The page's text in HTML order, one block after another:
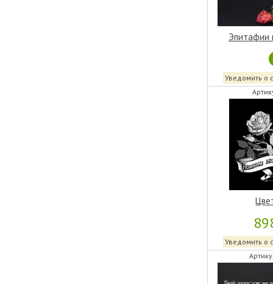
Эпитафии
Уведомить о
Уведомить о